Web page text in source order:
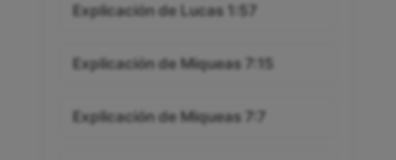
Explicación de Lucas 1:57
Explicación de Miqueas 7:15
Explicación de Miqueas 7:7